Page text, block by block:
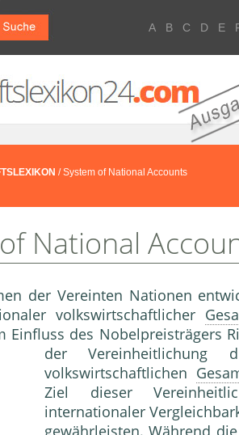
A B C D E
/ System of National Accounts
National
der Vereinten Nationen
volkswirtschaftlicher
Einfluss des Nobelpreisträgers
der Vereinheitlichung
volkswirtschaftlichen
Ziel dieser
internationaler
gewährleisten. Während